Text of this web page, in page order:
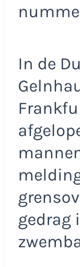
In de
gedrag